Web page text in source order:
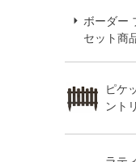
ボーダー
セット商
ピケ
ント